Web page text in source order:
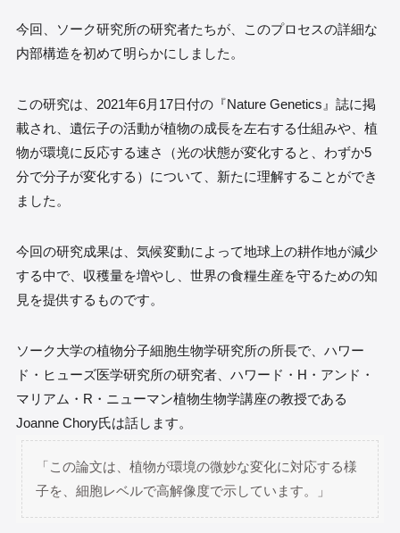
今回、ソーク研究所の研究者たちが、このプロセスの詳細な
内部構造を初めて明らかにしました。
この研究は、2021年6月17日付の『Nature Genetics』誌に掲
載され、遺伝子の活動が植物の成長を左右する仕組みや、植
物が環境に反応する速さ（光の状態が変化すると、わずか5
分で分子が変化する）について、新たに理解することができ
ました。
今回の研究成果は、気候変動によって地球上の耕作地が減少
する中で、収穫量を増やし、世界の食糧生産を守るための知
見を提供するものです。
ソーク大学の植物分子細胞生物学研究所の所長で、ハワー
ド・ヒューズ医学研究所の研究者、ハワード・H・アンド・
マリアム・R・ニューマン植物生物学講座の教授である
Joanne Chory氏は話します。
「この論文は、植物が環境の微妙な変化に対応する様
子を、細胞レベルで高解像度で示しています。」